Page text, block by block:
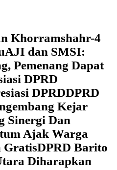
Khorramshahr-4
AJI dan SMSI:
Pemenang Dapat
DPRD
DPRDDPRD
Kejar
Sinergi Dan
Ajak Warga
GratisDPRD Barito
Diharapkan